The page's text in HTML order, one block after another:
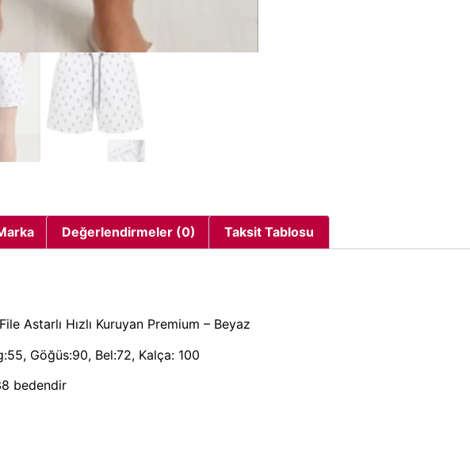
Değerlendirmeler (0) Taksit Tablosu
Astarlı Hızlı Kuruyan Premium – Beyaz
Göğüs:90, Bel:72, Kalça: 100
bedendir